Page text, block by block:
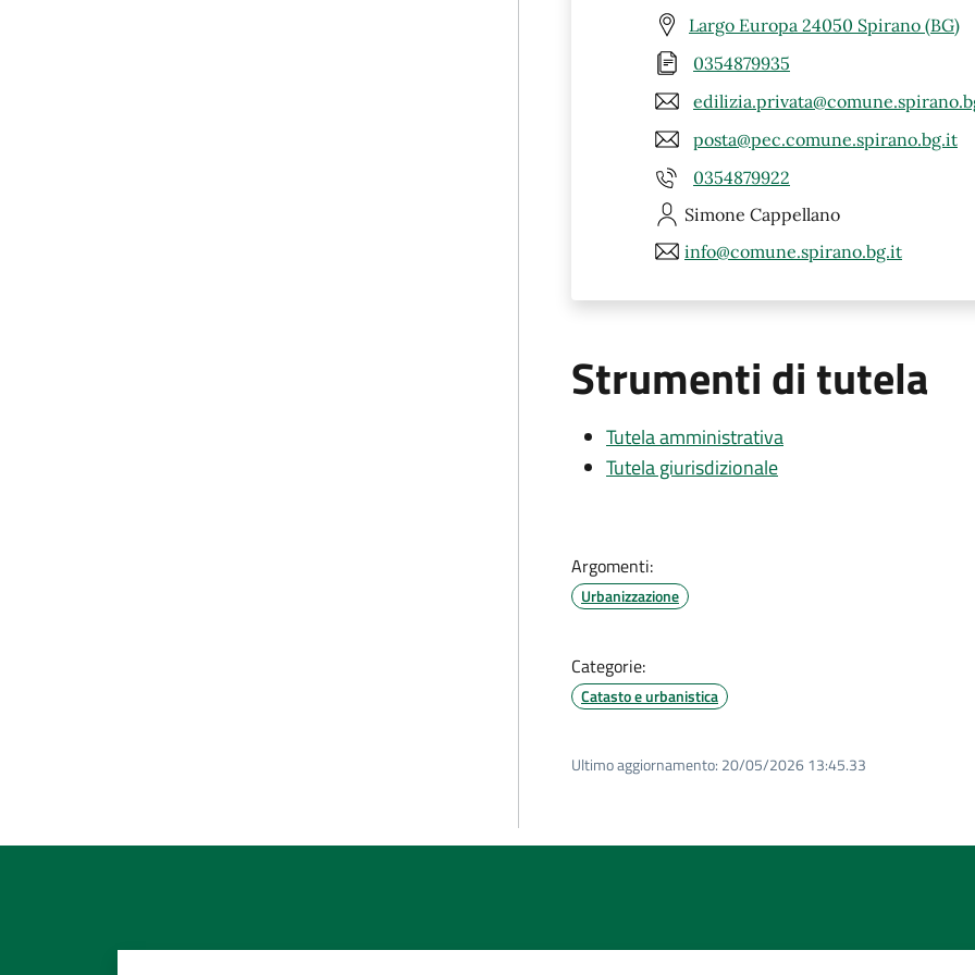
Largo Europa 24050 Spirano (BG)
0354879935
posta@pec.comune.spirano.bg.it
0354879922
Simone Cappellano
info@comune.spirano.bg.it
Strumenti di tutela
Tutela amministrativa
Tutela giurisdizionale
Argomenti:
Urbanizzazione
Categorie:
Catasto e urbanistica
Ultimo aggiornamento: 20/05/2026 13:45.33